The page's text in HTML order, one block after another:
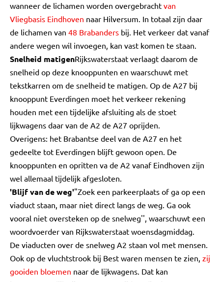
wanneer de lichamen worden overgebracht van
Vliegbasis Eindhoven naar Hilversum. In totaal zijn daar
de lichamen van 48 Brabanders bij. Het verkeer dat vanaf
andere wegen wil invoegen, kan vast komen te staan.
Snelheid matigenRijkswaterstaat verlaagt daarom de
snelheid op deze knooppunten en waarschuwt met
tekstkarren om de snelheid te matigen. Op de A27 bij
knooppunt Everdingen moet het verkeer rekening
houden met een tijdelijke afsluiting als de stoet
lijkwagens daar van de A2 de A27 oprijden.
Overigens: het Brabantse deel van de A27 en het
gedeelte tot Everdingen blijft gewoon open. De
knooppunten en opritten va de A2 vanaf Eindhoven zijn
wel allemaal tijdelijk afgesloten.
'Blijf van de weg'"Zoek een parkeerplaats of ga op een
viaduct staan, maar niet direct langs de weg. Ga ook
vooral niet oversteken op de snelweg'', waarschuwt een
woordvoerder van Rijkswaterstaat woensdagmiddag.
De viaducten over de snelweg A2 staan vol met mensen.
Ook op de vluchtstrook bij Best waren mensen te zien, zij
gooiden bloemen naar de lijkwagens. Dat kan